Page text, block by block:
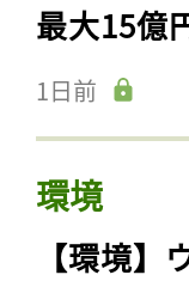
最大15億
1日前
環境
【環境